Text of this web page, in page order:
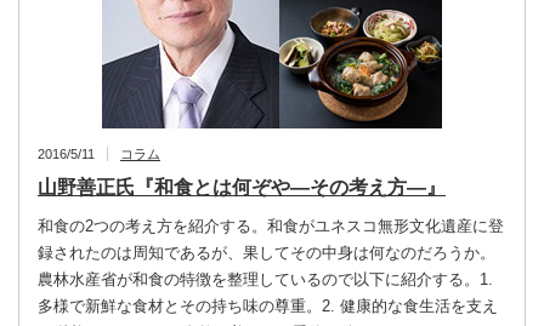
2016/5/11 コラム
山野善正氏『和食とは何ぞや―その考え方―』
和食の2つの考え方を紹介する。和食がユネスコ無形文化遺産に登
録されたのは周知であるが、果してその中身は何なのだろうか。
農林水産省が和食の特徴を整理しているので以下に紹介する。1.
多様で新鮮な食材とその持ち味の尊重。2. 健康的な食生活を支え